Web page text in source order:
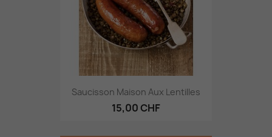
Saucisson Maison Aux Lentilles
15,00 CHF